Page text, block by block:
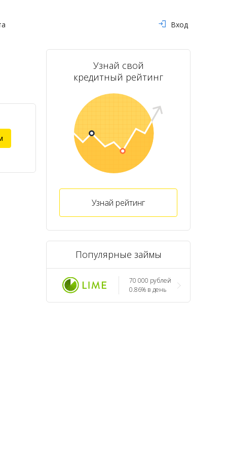
Вход
Узнай свой
кредитный рейтинг
Узнай рейтинг
Популярные займы
70 000 рублей
0.86% в день